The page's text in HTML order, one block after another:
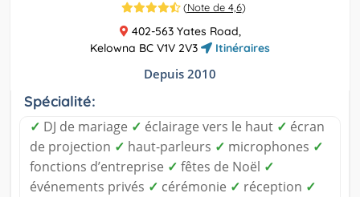
(Note de 4,6)
402-563 Yates Road,
Kelowna BC V1V 2V3
Itinéraires
Depuis 2010
Spécialité:
✓ DJ de mariage ✓ éclairage vers le haut ✓ écran
de projection ✓ haut-parleurs ✓ microphones ✓
fonctions d’entreprise ✓ fêtes de Noël ✓
événements privés ✓ cérémonie ✓ réception ✓